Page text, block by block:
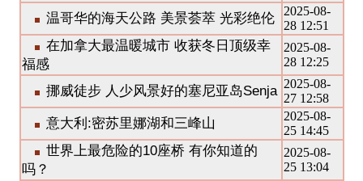
温哥华的海天公路 美景荟萃 光彩绝伦
2025-08-
28 12:51
在加拿大最温暖城市 收获冬日顶级幸
福感
2025-08-
28 12:25
挪威徒步 人少风景好的塞尼亚岛Senja 2025-08-
27 12:58
意大利:密苏里娜湖和三峰山
2025-08-
25 14:45
世界上最危险的10座桥 有你知道的
吗？
2025-08-
25 13:04